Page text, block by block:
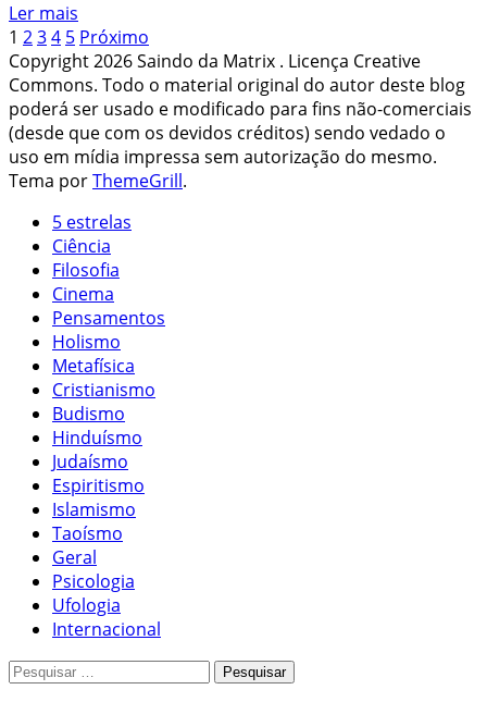
Ler mais
Navegação
de
Posts
Página
1 Página
2Página
3Página
4 Página
5 Próximo
Copyright 2026 Saindo da Matrix . Licença Creative
Commons. Todo o material original do autor deste blog
poderá ser usado e modificado para fins não-comerciais
(desde que com os devidos créditos) sendo vedado o
uso em mídia impressa sem autorização do mesmo.
Tema porThemeGrill.
5 estrelas
Ciência
Filosofia
Cinema
Pensamentos
Holismo
Metafísica
Cristianismo
Budismo
Hinduísmo
Judaísmo
Espiritismo
Islamismo
Taoísmo
Geral
Psicologia
Ufologia
Internacional
Pesquisar